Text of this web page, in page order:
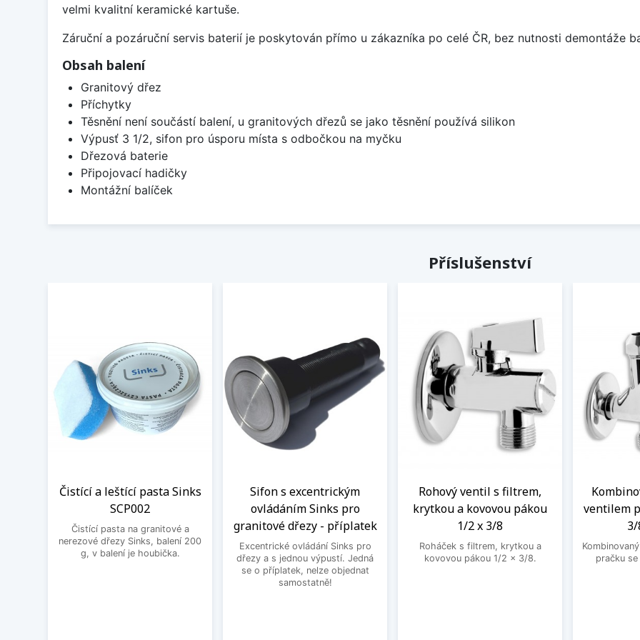
velmi kvalitní keramické kartuše.
Záruční a pozáruční servis baterií je poskytován přímo u zákazníka po celé ČR, bez nutnosti demontáže
Obsah balení
Granitový dřez
Příchytky
Těsnění není součástí balení, u granitových dřezů se jako těsnění používá silikon
Výpusť 3 1/2, sifon pro úsporu místa s odbočkou na myčku
Dřezová baterie
Připojovací hadičky
Montážní balíček
Příslušenství
Čistící a leštící pasta Sinks
SCP002
Čistící pasta na granitové a
nerezové dřezy Sinks, balení 200
g, v balení je houbička.
Sifon s excentrickým
ovládáním Sinks pro
granitové dřezy - příplatek
Excentrické ovládání Sinks pro
dřezy a s jednou výpustí. Jedná
se o příplatek, nelze objednat
samostatně!
Rohový ventil s filtrem,
krytkou a kovovou pákou
1/2 x 3/8
Roháček s filtrem, krytkou a
kovovou pákou 1/2 x 3/8.
ventilem
pračku